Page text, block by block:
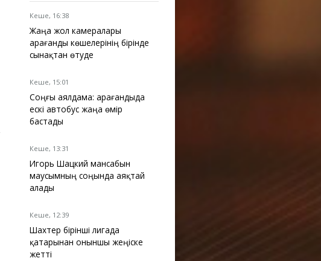
Кеше, 16:38
Жаңа жол камералары
Қарағанды көшелерінің бірінде
сынақтан өтуде
Кеше, 15:01
Соңғы аялдама: Қарағандыда
ескі автобус жаңа өмір
бастады
Кеше, 13:31
Игорь Шацкий мансабын
маусымның соңында аяқтай
алады
Кеше, 12:39
Шахтер бірінші лигада
қатарынан оныншы жеңіске
жетті